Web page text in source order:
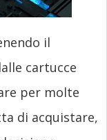
il
cartucce
per molte
di acquistare,